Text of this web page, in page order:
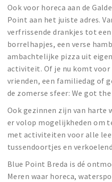
Ook voor horeca aan de
Point aan het juiste adres.
verfrissende drankjes tot
borrelhapjes, een verse
ambachtelijke pizza uit
activiteit. Of je nu komt
vrienden, een familiedag of
de zomerse sfeer: We got
Ook gezinnen zijn van harte
er volop mogelijkheden om
met activiteiten voor alle
tussendoortjes en
Blue Point Breda is dé
Meren waar horeca,